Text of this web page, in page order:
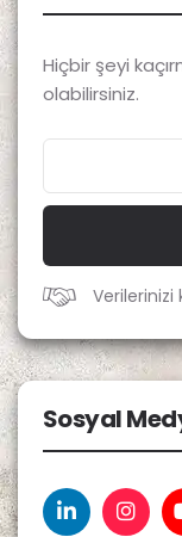
Hiçbir şeyi
olabilirsiniz.
Verilerinizi
Sosyal